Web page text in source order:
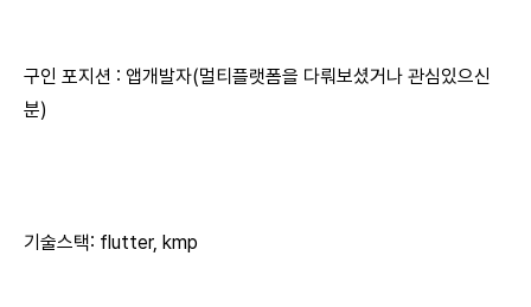
구인 포지션 : 앱개발자(멀티플랫폼을 다뤄보셨거나 관심있으신
분)
기술스택: flutter, kmp